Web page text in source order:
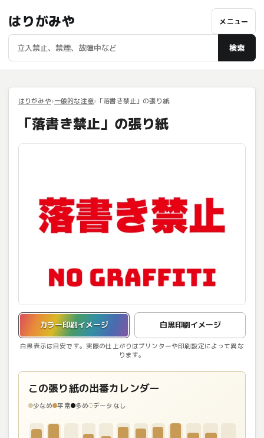
はりがみや
検索
メニュー
はりがみや 一般的な注意 「落書き禁止」の張り紙
「落書き禁止」の張り紙
カラー印刷イメージ 白黒印刷イメージ
白黒表示は目安です。実際の仕上がりはプリンターや印刷設定によって異な
ります。
カラー印刷イメージを表示しています。
この張り紙の出番カレンダー
少なめ 平常 多め データなし